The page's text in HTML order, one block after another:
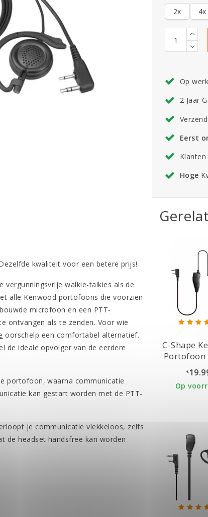
2x
4x
Op
2 Jaar
Eerst
Hoge
kwaliteit voor een betere prijs!
vergunningsvrije walkie-talkies als de
alle Kenwood portofoons die voorzien
microfoon en een PTT-
ontvangen als te zenden. Voor wie
oorschelp een comfortabel alternatief.
de ideale opvolger van de eerdere
portofoon, waarna communicatie
kan gestart worden met de PTT-
je communicatie vlekkeloos, zelfs
de headset handsfree kan worden
C-Shape
Portofoon
€
Op